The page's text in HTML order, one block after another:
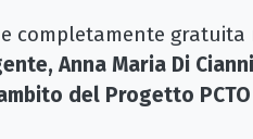
completamente gratuita
Anna Maria Di
del Progetto